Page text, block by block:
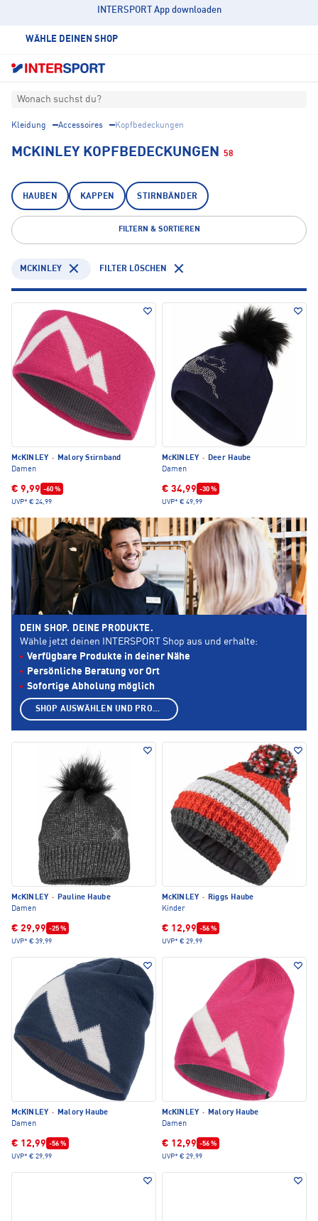
INTERSPORT App downloaden
WÄHLE DEINEN SHOP
Wonach suchst du?
Kleidung Accessoires Kopfbedeckungen
MCKINLEY KOPFBEDECKUNGEN 58
HAUBEN KAPPEN STIRNBÄNDER
FILTERN & SORTIEREN
MCKINLEY FILTER LÖSCHEN
McKINLEY ·
Malory Stirnband
Damen
€ 9,99 -60 %
UVP* € 24,99
McKINLEY ·
Deer Haube
Damen
€ 34,99 -30 %
UVP* € 49,99
McKINLEY · Pauline Haube
Damen
€ 29,99 -25 %
UVP* € 39,99
McKINLEY · Riggs Haube
Kinder
€ 12,99 -56 %
UVP* € 29,99
McKINLEY · Malory Haube
Damen
€ 12,99 -56 %
UVP* € 29,99
McKINLEY · Malory Haube
Damen
€ 12,99 -56 %
UVP* € 29,99
DEIN SHOP. DEINE PRODUKTE.
Wähle jetzt deinen INTERSPORT Shop aus und erhalte:
Verfügbare Produkte in deiner Nähe
Persönliche Beratung vor Ort
Sofortige Abholung möglich
SHOP AUSWÄHLEN UND PRODUKTE ANZEIGEN